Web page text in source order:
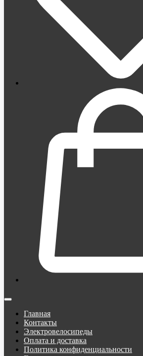
Главная
Контакты
Электровелосипеды
Оплата и доставка
Политика конфиденциальности